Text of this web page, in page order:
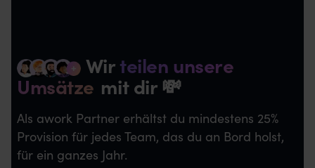
Wirteilen unsere
Umsätze mit dir 💸
Als awork Partner erhältst du mindestens 25%
Provision für jedes Team, das du an Bord holst,
für ein ganzes Jahr.